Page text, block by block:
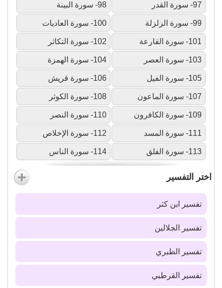
97- سورة القدر 98- سورة البينة
99- سورة الزلزلة 100- سورة العاديات
101- سورة القارعة 102- سورة التكاثر
103- سورة العصر 104- سورة الهمزة
105- سورة الفيل 106- سورة قريش
107- سورة الماعون 108- سورة الكوثر
109- سورة الكافرون 110- سورة النصر
111- سورة المسد 112- سورة الإخلاص
113- سورة الفلق 114- سورة الناس
اختر التفسير
تفسير ابن كثر
تفسير الجلالين
تفسير الطبري
تفسير القرطبي